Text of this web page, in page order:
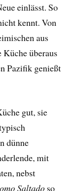
einlässt. So
kennt. Von
aus
Küche überaus
Pazifik genießt
gut, sie
dünne
mit
nebst
Saltado so